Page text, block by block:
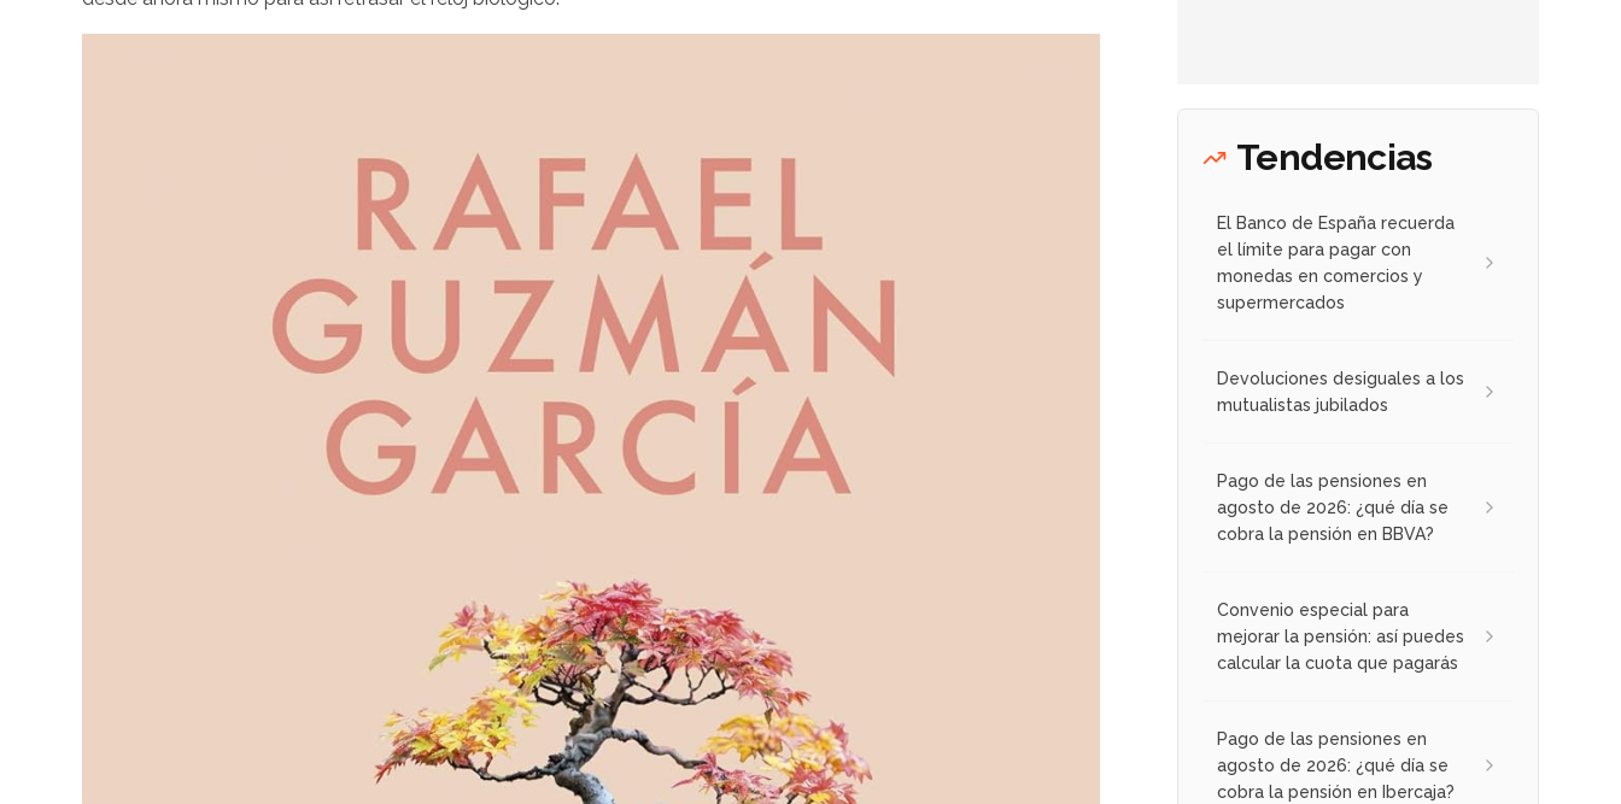
Tendencias
El Banco de España recuerda
el límite para pagar con
monedas en comercios y
supermercados
Devoluciones desiguales a los
mutualistas jubilados
Pago de las pensiones en
agosto de 2026: ¿qué día se
cobra la pensión en BBVA?
Convenio especial para
mejorar la pensión: así puedes
calcular la cuota que pagarás
Pago de las pensiones en
agosto de 2026: ¿qué día se
cobra la pensión en Ibercaja?